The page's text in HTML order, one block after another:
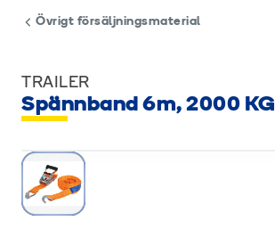
Övrigt försäljningsmaterial
TRAILER
Spännband 6m, 2000 KG